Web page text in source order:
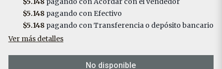
$5.148pagando con Efectivo
$5.148pagando con Transferencia o depósito bancario
Ver más detalles
No disponible